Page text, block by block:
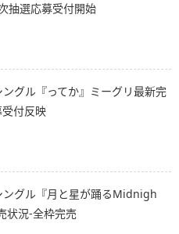
抽選応募受付開始
グル『ってか』ミーグリ最新完
付反映
ングル『月と星が踊るMidnigh
状況-全枠完売